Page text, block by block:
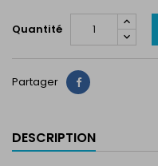
Quantité
Partager Partager
DESCRIPTION